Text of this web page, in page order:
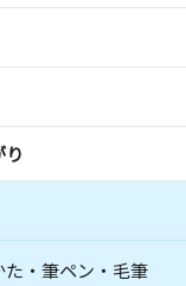
・筆ペン・毛筆